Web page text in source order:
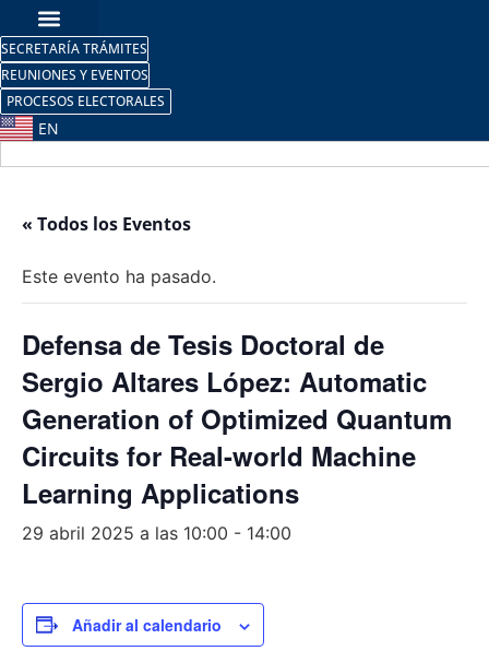
SECRETARÍA TRÁMITES
REUNIONES Y EVENTOS
PROCESOS ELECTORALES
EN
« Todos los Eventos
Este evento ha pasado.
Defensa de Tesis Doctoral de
Sergio Altares López: Automatic
Generation of Optimized Quantum
Circuits for Real-world Machine
Learning Applications
29 abril 2025 a las 10:00 - 14:00
Añadir al calendario